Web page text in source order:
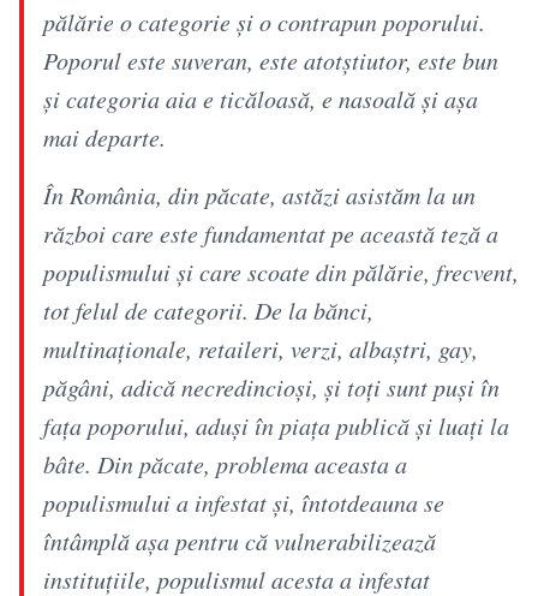
pălărie o categorie şi o contrapun poporului.
Poporul este suveran, este atotştiutor, este bun
şi categoria aia e ticăloasă, e nasoală şi aşa
mai departe.
În România, din păcate, astăzi asistăm la un
război care este fundamentat pe această teză a
populismului şi care scoate din pălărie, frecvent,
tot felul de categorii. De la bănci,
multinaţionale, retaileri, verzi, albaştri, gay,
păgâni, adică necredincioşi, şi toţi sunt puşi în
faţa poporului, aduşi în piaţa publică şi luaţi la
bâte. Din păcate, problema aceasta a
populismului a infestat şi, întotdeauna se
întâmplă aşa pentru că vulnerabilizează
instituţiile, populismul acesta a infestat